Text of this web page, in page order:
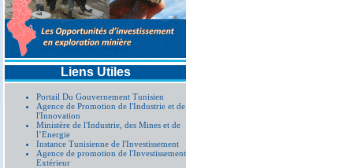
Liens Utiles
Portail Du Gouvernement Tunisien
Agence de Promotion de l'Industrie et de
l'Innovation
Ministère de l'Industrie, des Mines et de
l’Energie
Instance Tunisienne de l'Investissement
Agence de promotion de l'Investissement
Extérieur